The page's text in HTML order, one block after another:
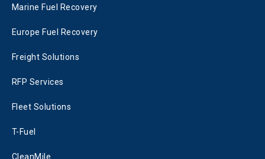
Marine Fuel Recovery
Europe Fuel Recovery
Freight Solutions
RFP Services
Fleet Solutions
T-Fuel
CleanMile